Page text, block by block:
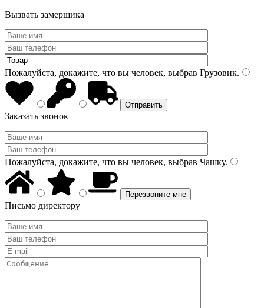
Вызвать замерщика
Пожалуйста, докажите, что вы человек, выбрав Грузовик.
Заказать звонок
Пожалуйста, докажите, что вы человек, выбрав Чашку.
Письмо директору